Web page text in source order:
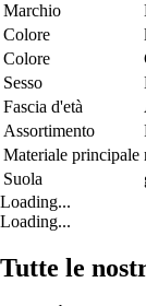
Marchio
Colore
Colore
Sesso
Fascia d'età
Assortimento
Materiale principale
Suola
Loading...
Loading...
Tutte le